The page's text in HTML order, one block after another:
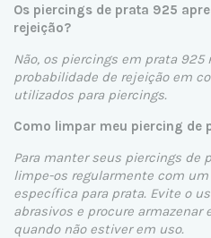
Os piercings de prata 925
rejeição?
Não, os piercings em prata 925
probabilidade de rejeição em
utilizados para piercings.
Como limpar meu piercing de
Para manter seus piercings de
limpe-os regularmente com
específica para prata. Evite o
abrasivos e procure armazenar
quando não estiver em uso.